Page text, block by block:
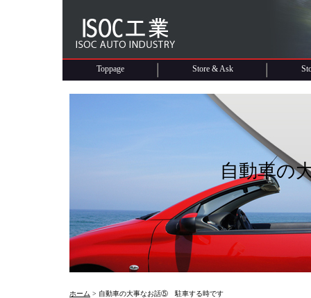
Toppage Store & Ask
自動車の
ホーム > 自動車の大事なお話⑤ 駐車する時です